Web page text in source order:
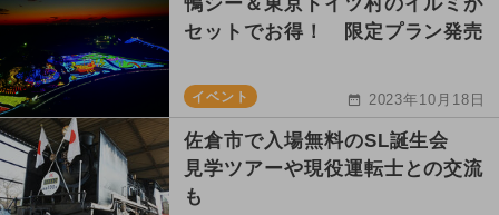
セットでお得！ 限定プラン発売
イベント 2023年10月18日
佐倉市で入場無料のSL誕生会
見学ツアーや現役運転士との交流
も